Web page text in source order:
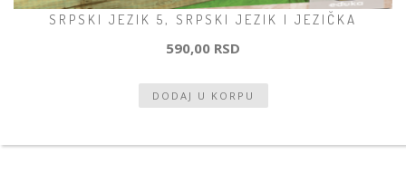
SRPSKI JEZIK 5, SRPSKI JEZIK I JEZIČKA
590,00 RSD